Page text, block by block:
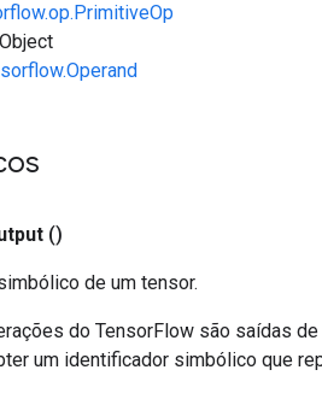
()
de um tensor.
do TensorFlow são saídas
um identificador simbólico que